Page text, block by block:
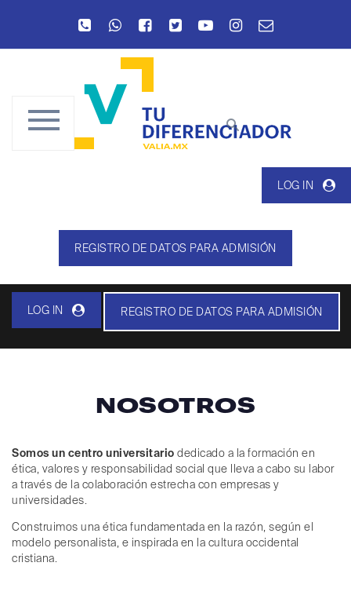
LOG IN
REGISTRO DE DATOS PARA ADMISIÓN
LOG IN REGISTRO DE DATOS PARA ADMISIÓN
NOSOTROS
Somos un centro universitario dedicado a la formación en
ética, valores y responsabilidad social que lleva a cabo su labor
a través de la colaboración estrecha con empresas y
universidades.
Construimos una ética fundamentada en la razón, según el
modelo personalista, e inspirada en la cultura occidental
cristiana.